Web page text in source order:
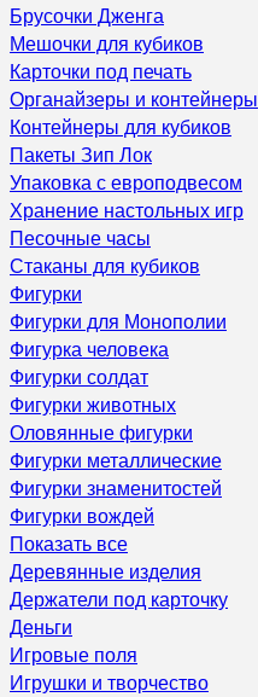
Брусочки Дженга
Мешочки для кубиков
Карточки под печать
Органайзеры и контейнеры
Контейнеры для кубиков
Пакеты Зип Лок
Упаковка с европодвесом
Хранение настольных игр
Песочные часы
Стаканы для кубиков
Фигурки
Фигурки для Монополии
Фигурка человека
Фигурки солдат
Фигурки животных
Оловянные фигурки
Фигурки металлические
Фигурки знаменитостей
Фигурки вождей
Показать все
Деревянные изделия
Держатели под карточку
Деньги
Игровые поля
Игрушки и творчество